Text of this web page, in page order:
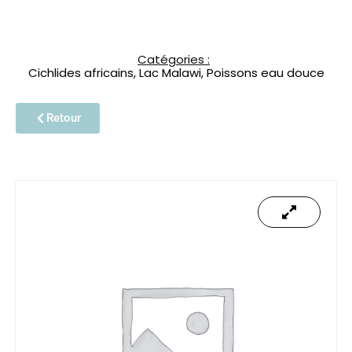
Catégories :
Cichlides africains,Lac Malawi,Poissons eau douce
Retour